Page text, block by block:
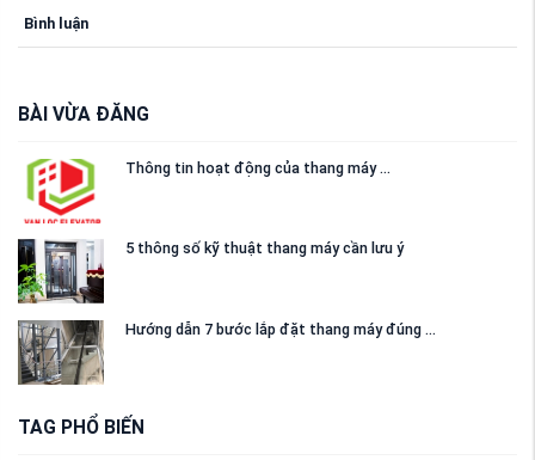
Bình luận
BÀI VỪA ĐĂNG
Thông tin hoạt động của thang máy ...
5 thông số kỹ thuật thang máy cần lưu ý
Hướng dẫn 7 bước lắp đặt thang máy đúng ...
TAG PHỔ BIẾN